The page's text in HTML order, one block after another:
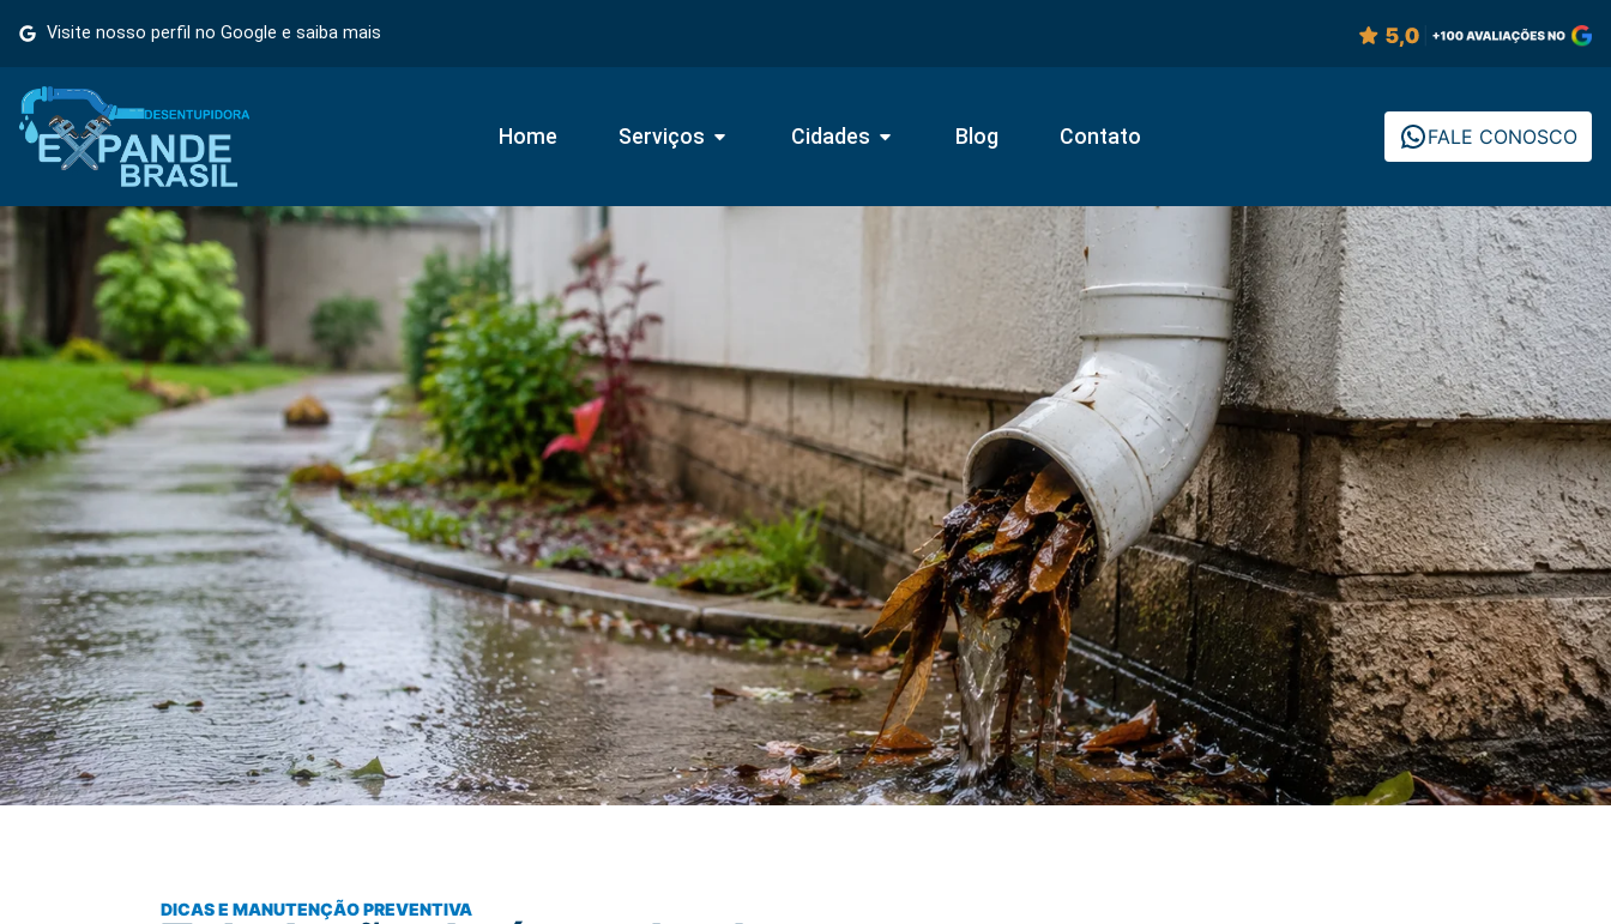
Visite nosso perfil no Google e saiba mais
Home Serviços Cidades Blog Contato FALE CONOSCO
DICAS E MANUTENÇÃO PREVENTIVA